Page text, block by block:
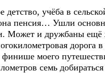
учёба в
пенсия… Ушли
Может и дружбаны
дорога
финише моего
семь